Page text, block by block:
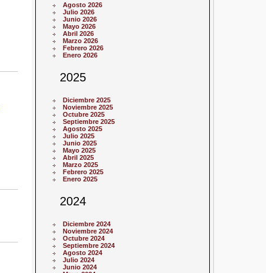
Agosto 2026
Julio 2026
Junio 2026
Mayo 2026
Abril 2026
Marzo 2026
Febrero 2026
Enero 2026
2025
Diciembre 2025
Noviembre 2025
Octubre 2025
Septiembre 2025
Agosto 2025
Julio 2025
Junio 2025
Mayo 2025
Abril 2025
Marzo 2025
Febrero 2025
Enero 2025
2024
Diciembre 2024
Noviembre 2024
Octubre 2024
Septiembre 2024
Agosto 2024
Julio 2024
Junio 2024